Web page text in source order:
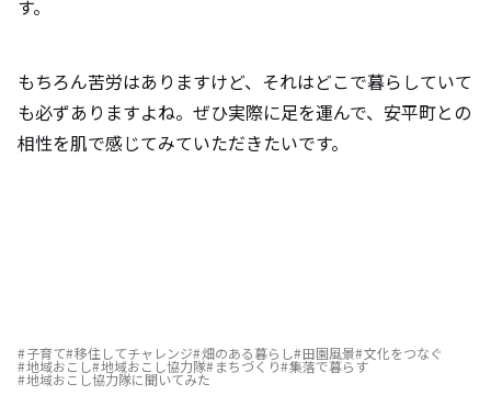
す。
もちろん苦労はありますけど、それはどこで暮らしていて
も必ずありますよね。ぜひ実際に足を運んで、安平町との
相性を肌で感じてみていただきたいです。
子育て 移住してチャレンジ 畑のある暮らし 田園風景 文化をつなぐ
地域おこし 地域おこし協力隊 まちづくり 集落で暮らす
地域おこし協力隊に聞いてみた